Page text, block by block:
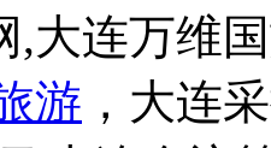
,大连万维
游 ，大连